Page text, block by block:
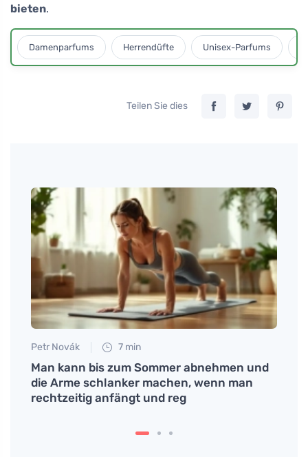
bieten.
Damenparfums Herrendüfte Unisex-Parfums
Teilen Sie dies
Petr Novák 7 min
Man kann bis zum Sommer abnehmen und
die Arme schlanker machen, wenn man
rechtzeitig anfängt und reg